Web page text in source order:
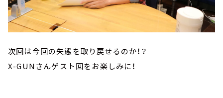
次回は今回の失態を取り戻せるのか！？
X-GUNさんゲスト回をお楽しみに！